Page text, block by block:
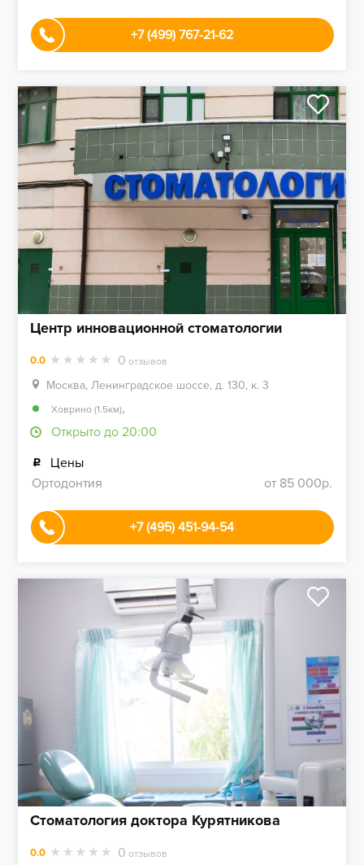
+7 (499) 767-21-62
Центр инновационной стоматологии
0.0 0 отзывов
Москва, Ленинградское шоссе, д. 130, к. 3
Ховрино (1.5км),
Открыто до 20:00
Цены
Ортодонтия
от 85 000р.
+7 (495) 451-94-54
Стоматология доктора Курятникова
0.0 0 отзывов